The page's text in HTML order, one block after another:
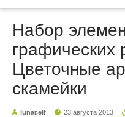
Набор
графических
Цветочные
скамейки
lunar.elf 23 августа 2013